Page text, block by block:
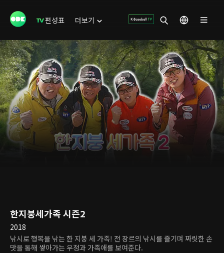
편성표 더보기
한지붕세가족 시즌2
2018
낚시로 행복을 낚는 한 지붕 세 가족! 전 장르의 낚시를 즐기며 짜릿한 손
맛을 통해 쌓아가는 우정과 가족애를 보여준다.